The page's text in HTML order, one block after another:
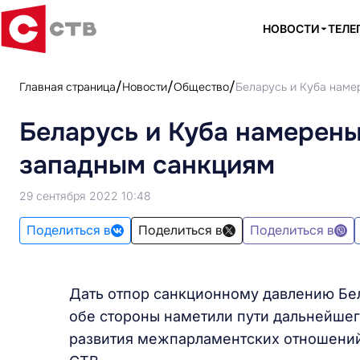
НОВОСТИ
Главная страница Новости Общество Беларусь и Куба
Беларусь и Куба
западным санкциям
29 сентября 2022 10:48
Поделиться в Поделиться в Поделиться в
Дать отпор санкционному давлению
обе стороны наметили пути
развития межпарламентских